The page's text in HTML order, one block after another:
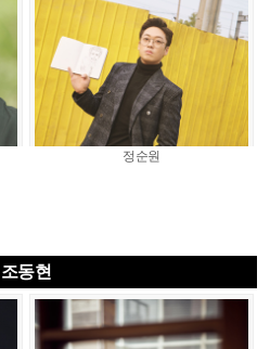
정순원
조동현